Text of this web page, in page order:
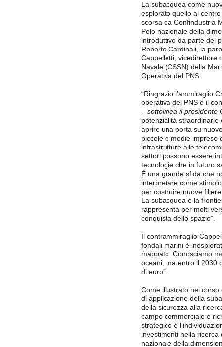
La subacquea come
esplorato quello al
scorsa da Confindustria
Polo nazionale della
introduttivo da parte del
Roberto Cardinali, la
Cappelletti, vicedirettore
Navale (CSSN) della
Operativa del PNS.
“Ringrazio l’ammiraglio
operativa del PNS e il
– sottolinea il presidente
potenzialità straordinarie
aprire una porta su
piccole e medie imprese
infrastrutture alle
settori possono essere
tecnologie che in futuro
È una grande sfida che
interpretare come
per costruire nuove
La subacquea è la
rappresenta per molti
conquista dello spazio”.
Il contrammiraglio
fondali marini è
mappato. Conosciamo
oceani, ma entro il 2030
di euro”.
Come illustrato nel
di applicazione della
della sicurezza alla
campo commerciale e
strategico è
investimenti nella
nazionale della